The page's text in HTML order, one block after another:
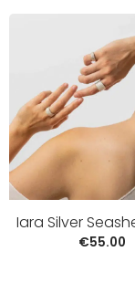
Iara Silver
€55.00